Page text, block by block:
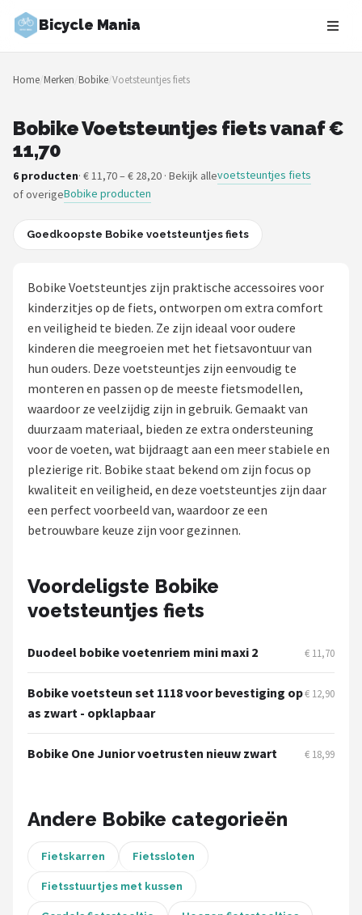
Bicycle Mania
Zoeken
NAVIGATIE
Merken
Blog
Fietsroutes
Stadsfietsen
Elektrische fietsen
Mountainbikes
Shop
POPULAIRE MERKEN
Basil
Volare
AXA
New Looxs
BBB Cycling
Schwalbe
Shimano
Cortina
Alle merken →
Home/Merken/Bobike/Voetsteuntjes fiets
Bobike Voetsteuntjes fiets vanaf €
11,70
6 producten· € 11,70 – € 28,20 · Bekijk allevoetsteuntjes fiets
of overigeBobike producten
Goedkoopste Bobike voetsteuntjes fiets
Bobike Voetsteuntjes zijn praktische accessoires voor
kinderzitjes op de fiets, ontworpen om extra comfort
en veiligheid te bieden. Ze zijn ideaal voor oudere
kinderen die meegroeien met het fietsavontuur van
hun ouders. Deze voetsteuntjes zijn eenvoudig te
monteren en passen op de meeste fietsmodellen,
waardoor ze veelzijdig zijn in gebruik. Gemaakt van
duurzaam materiaal, bieden ze extra ondersteuning
voor de voeten, wat bijdraagt aan een meer stabiele en
plezierige rit. Bobike staat bekend om zijn focus op
kwaliteit en veiligheid, en deze voetsteuntjes zijn daar
een perfect voorbeeld van, waardoor ze een
betrouwbare keuze zijn voor gezinnen.
Voordeligste Bobike
voetsteuntjes fiets
Duodeel bobike voetenriem mini maxi 2 € 11,70
Bobike voetsteun set 1118 voor bevestiging op
as zwart - opklapbaar
€ 12,90
Bobike One Junior voetrusten nieuw zwart € 18,99
Andere Bobike categorieën
Fietskarren Fietssloten
Fietsstuurtjes met kussen